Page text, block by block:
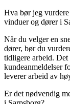
Hva bør jeg
vinduer og dører i
Når du velger en
dører, bør du
tidligere arbeid. Det
kundeanmeldelser
leverer arbeid av
Er det nødvendig